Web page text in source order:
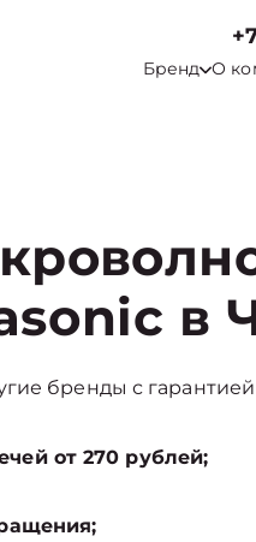
Бренд О
в
бренды с
от 270 рублей;